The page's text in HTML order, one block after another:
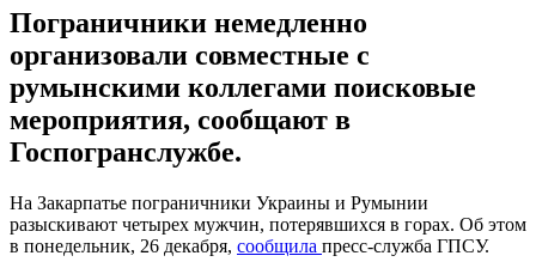
Пограничники немедленно
организовали совместные с
румынскими коллегами поисковые
мероприятия, сообщают в
Госпогранслужбе.
На Закарпатье пограничники Украины и Румынии
разыскивают четырех мужчин, потерявшихся в горах. Об этом
в понедельник, 26 декабря, сообщила пресс-служба ГПСУ.